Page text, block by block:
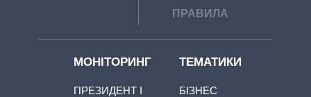
ПРАВИЛА
МОНІТОРИНГ
ПРЕЗИДЕНТ І
ТЕМАТИКИ
БІЗНЕС